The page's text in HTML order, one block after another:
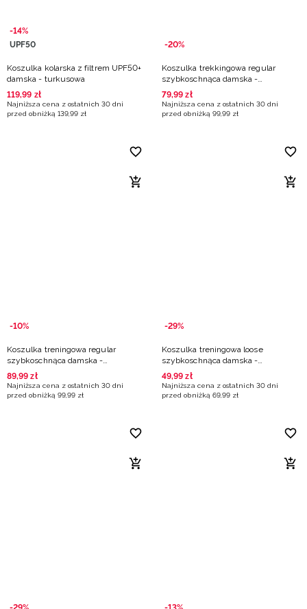
-14%
UPF50
Koszulka kolarska z filtrem UPF50+
damska - turkusowa
119,99 zł
Najniższa cena z ostatnich 30 dni
przed obniżką 139,99 zł
-20%
Koszulka trekkingowa regular
szybkoschnąca damska -
turkusowa
79,99 zł
Najniższa cena z ostatnich 30 dni
przed obniżką 99,99 zł
-10%
Koszulka treningowa regular
szybkoschnąca damska -
turkusowa
89,99 zł
Najniższa cena z ostatnich 30 dni
przed obniżką 99,99 zł
-29%
Koszulka treningowa loose
szybkoschnąca damska -
turkusowa
49,99 zł
Najniższa cena z ostatnich 30 dni
przed obniżką 69,99 zł